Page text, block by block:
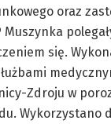
oraz
Muszynka
się.
Zdroju w